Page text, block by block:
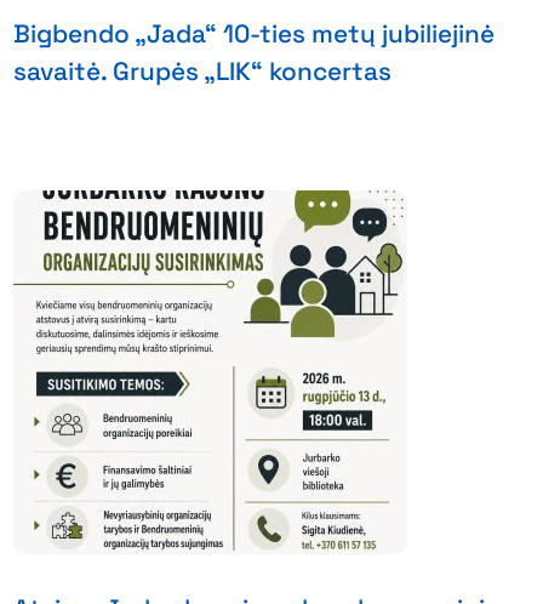
Bigbendo „Jada“ 10-ties metų jubiliejinė
savaitė. Grupės „LIK“ koncertas